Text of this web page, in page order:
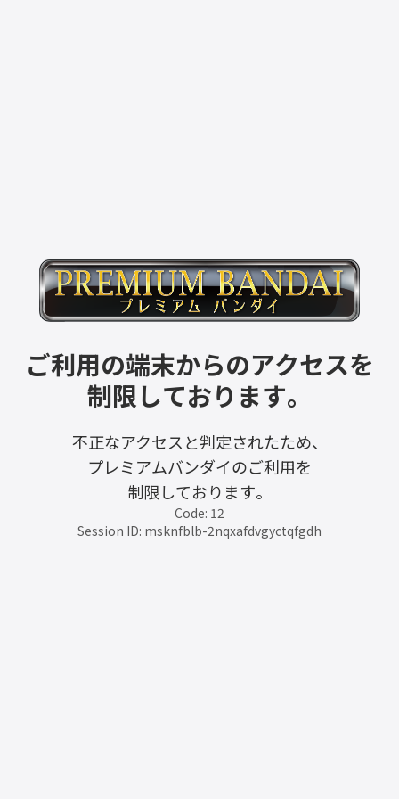
ご利用の端末からのアクセスを
制限しております。
不正なアクセスと判定されたため、
プレミアムバンダイのご利用を
制限しております。
Code: 12
Session ID: msknfblb-2nqxafdvgyctqfgdh